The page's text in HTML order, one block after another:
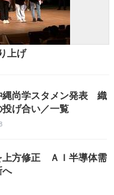
上げ
縄尚学スタメン発表 織
投げ合い／一覧
上方修正 ＡＩ半導体需
へ